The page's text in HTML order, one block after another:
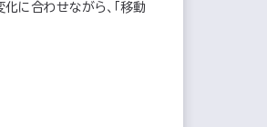
に合わせながら、「移動